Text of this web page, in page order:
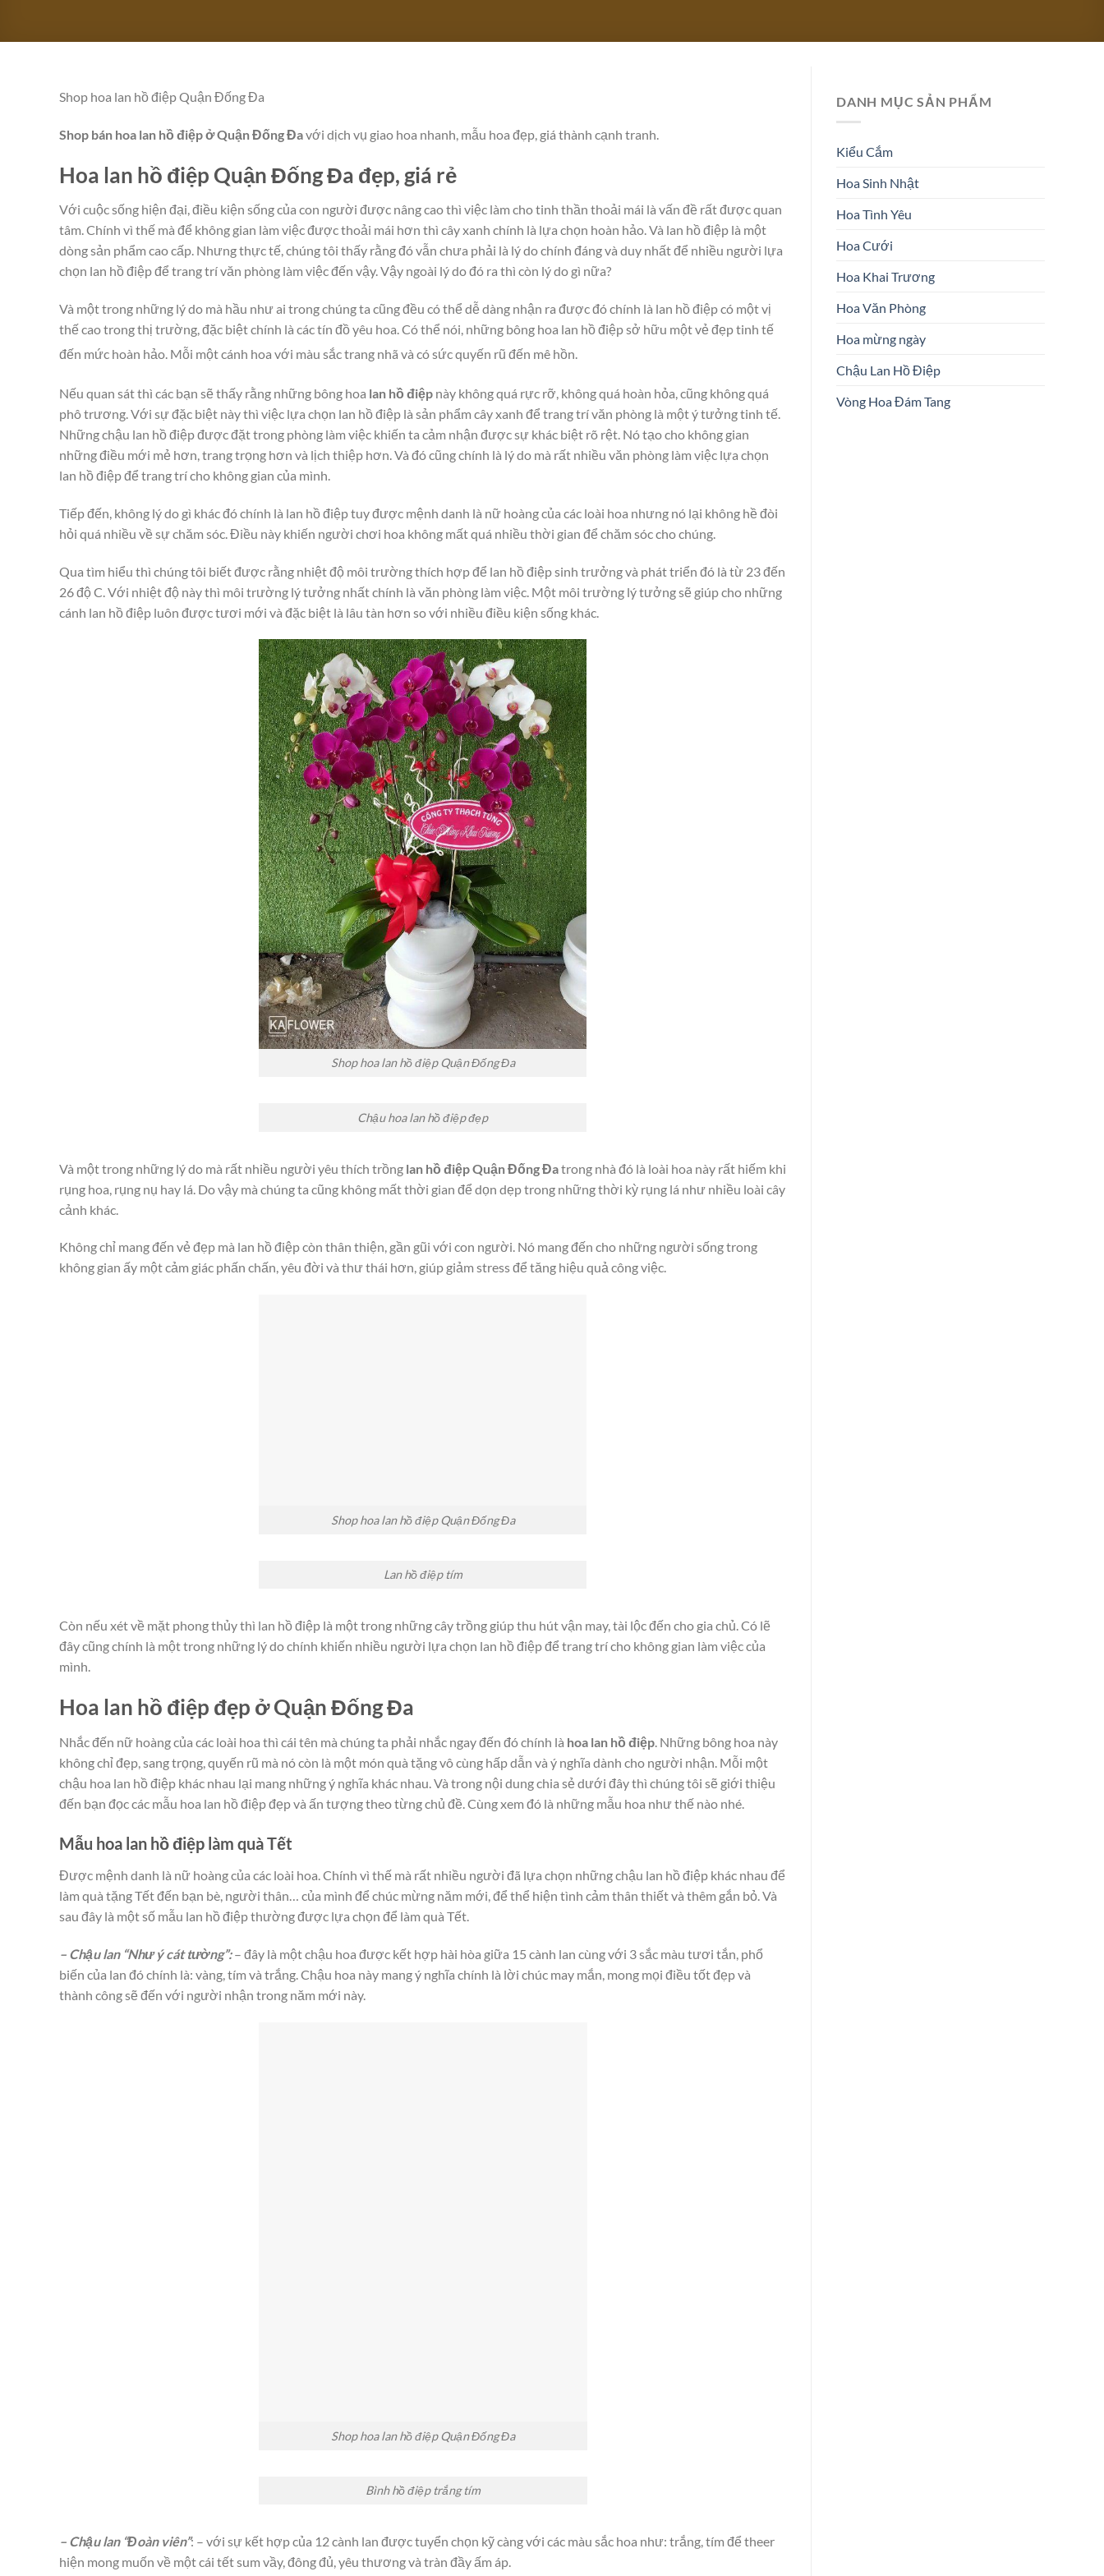
Shop hoa lan hồ điệp Quận Đống Đa
Shop bán hoa lan hồ điệp ở Quận Đống Đavới dịch vụ giao hoa nhanh, mẫu hoa đẹp, giá thành cạnh tranh.
Hoa lan hồ điệp Quận Đống Đa đẹp, giá rẻ
Với cuộc sống hiện đại, điều kiện sống của con người được nâng cao thì việc làm cho tinh thần thoải mái là vấn đề rất được quan
tâm. Chính vì thế mà để không gian làm việc được thoải mái hơn thì cây xanh chính là lựa chọn hoàn hảo. Và lan hồ điệp là một
dòng sản phẩm cao cấp. Nhưng thực tế, chúng tôi thấy rằng đó vẫn chưa phải là lý do chính đáng và duy nhất để nhiều người lựa
chọn lan hồ điệp để trang trí văn phòng làm việc đến vậy. Vậy ngoài lý do đó ra thì còn lý do gì nữa?
Và một trong những lý do mà hầu như ai trong chúng ta cũng đều có thể dễ dàng nhận ra được đó chính là lan hồ điệp có một vị
thế cao trong thị trường, đặc biệt chính là các tín đồ yêu hoa. Có thể nói, những bông hoa lan hồ điệp sở hữu một vẻ đẹp tinh tế
đến mức hoàn hảo. Mỗi một cánh hoa với màu sắc trang nhã và có sức quyến rũ đến mê hồn.
Nếu quan sát thì các bạn sẽ thấy rằng những bông hoa lan hồ điệp này không quá rực rỡ, không quá hoàn hỏa, cũng không quá
phô trương. Với sự đặc biệt này thì việc lựa chọn lan hồ điệp là sản phẩm cây xanh để trang trí văn phòng là một ý tưởng tinh tế.
Những chậu lan hồ điệp được đặt trong phòng làm việc khiến ta cảm nhận được sự khác biệt rõ rệt. Nó tạo cho không gian
những điều mới mẻ hơn, trang trọng hơn và lịch thiệp hơn. Và đó cũng chính là lý do mà rất nhiều văn phòng làm việc lựa chọn
lan hồ điệp để trang trí cho không gian của mình.
Tiếp đến, không lý do gì khác đó chính là lan hồ điệp tuy được mệnh danh là nữ hoàng của các loài hoa nhưng nó lại không hề đòi
hỏi quá nhiều về sự chăm sóc. Điều này khiến người chơi hoa không mất quá nhiều thời gian để chăm sóc cho chúng.
Qua tìm hiểu thì chúng tôi biết được rằng nhiệt độ môi trường thích hợp để lan hồ điệp sinh trưởng và phát triển đó là từ 23 đến
26 độ C. Với nhiệt độ này thì môi trường lý tưởng nhất chính là văn phòng làm việc. Một môi trường lý tưởng sẽ giúp cho những
cánh lan hồ điệp luôn được tươi mới và đặc biệt là lâu tàn hơn so với nhiều điều kiện sống khác.
Shop hoa lan hồ điệp Quận Đống Đa
Chậu hoa lan hồ điệp đẹp
Và một trong những lý do mà rất nhiều người yêu thích trồng lan hồ điệp Quận Đống Đatrong nhà đó là loài hoa này rất hiếm khi
rụng hoa, rụng nụ hay lá. Do vậy mà chúng ta cũng không mất thời gian để dọn dẹp trong những thời kỳ rụng lá như nhiều loài cây
cảnh khác.
Không chỉ mang đến vẻ đẹp mà lan hồ điệp còn thân thiện, gần gũi với con người. Nó mang đến cho những người sống trong
không gian ấy một cảm giác phấn chấn, yêu đời và thư thái hơn, giúp giảm stress để tăng hiệu quả công việc.
Shop hoa lan hồ điệp Quận Đống Đa
Lan hồ điệp tím
Còn nếu xét về mặt phong thủy thì lan hồ điệp là một trong những cây trồng giúp thu hút vận may, tài lộc đến cho gia chủ. Có lẽ
đây cũng chính là một trong những lý do chính khiến nhiều người lựa chọn lan hồ điệp để trang trí cho không gian làm việc của
mình.
Hoa lan hồ điệp đẹp ở Quận Đống Đa
Nhắc đến nữ hoàng của các loài hoa thì cái tên mà chúng ta phải nhắc ngay đến đó chính là hoa lan hồ điệp . Những bông hoa này
không chỉ đẹp, sang trọng, quyến rũ mà nó còn là một món quà tặng vô cùng hấp dẫn và ý nghĩa dành cho người nhận. Mỗi một
chậu hoa lan hồ điệp khác nhau lại mang những ý nghĩa khác nhau. Và trong nội dung chia sẻ dưới đây thì chúng tôi sẽ giới thiệu
đến bạn đọc các mẫu hoa lan hồ điệp đẹp và ấn tượng theo từng chủ đề. Cùng xem đó là những mẫu hoa như thế nào nhé.
Mẫu hoa lan hồ điệp làm quà Tết
Được mệnh danh là nữ hoàng của các loài hoa. Chính vì thế mà rất nhiều người đã lựa chọn những chậu lan hồ điệp khác nhau để
làm quà tặng Tết đến bạn bè, người thân… của mình để chúc mừng năm mới, để thể hiện tình cảm thân thiết và thêm gắn bỏ. Và
sau đây là một số mẫu lan hồ điệp thường được lựa chọn để làm quà Tết.
– Chậu lan “Như ý cát tường”:– đây là một chậu hoa được kết hợp hài hòa giữa 15 cành lan cùng với 3 sắc màu tươi tắn, phổ
biến của lan đó chính là: vàng, tím và trắng. Chậu hoa này mang ý nghĩa chính là lời chúc may mắn, mong mọi điều tốt đẹp và
thành công sẽ đến với người nhận trong năm mới này.
Shop hoa lan hồ điệp Quận Đống Đa
Bình hồ điệp trắng tím
– Chậu lan “Đoàn viên”: – với sự kết hợp của 12 cành lan được tuyển chọn kỹ càng với các màu sắc hoa như: trắng, tím để theer
hiện mong muốn về một cái tết sum vầy, đông đủ, yêu thương và tràn đầy ấm áp.
DANH MỤC SẢN PHẨM
Kiểu Cắm
Hoa Sinh Nhật
Hoa Tình Yêu
Hoa Cưới
Hoa Khai Trương
Hoa Văn Phòng
Hoa mừng ngày
Chậu Lan Hồ Điệp
Vòng Hoa Đám Tang